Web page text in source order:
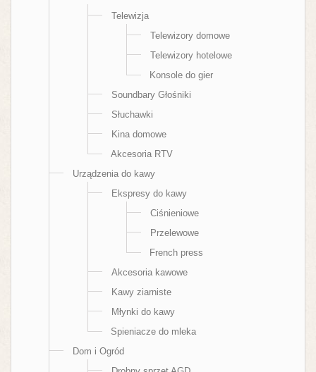
Telewizja
Telewizory domowe
Telewizory hotelowe
Konsole do gier
Soundbary Głośniki
Słuchawki
Kina domowe
Akcesoria RTV
Urządzenia do kawy
Ekspresy do kawy
Ciśnieniowe
Przelewowe
French press
Akcesoria kawowe
Kawy ziarniste
Młynki do kawy
Spieniacze do mleka
Dom i Ogród